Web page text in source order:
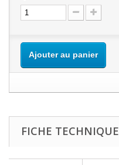
Ajouter au panier
FICHE TECHNIQUE